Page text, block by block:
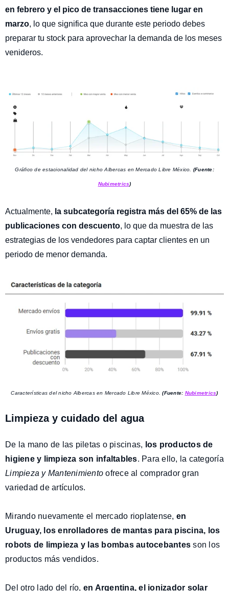
en febrero y el pico de transacciones tiene lugar en
marzo, lo que significa que durante este periodo debes
preparar tu stock para aprovechar la demanda de los meses
venideros.
Gráfico de estacionalidad del nicho Albercas en Mercado Libre México. (Fuente:
Nubimetrics)
Actualmente, la subcategoría registra más del 65% de las
publicaciones con descuento, lo que da muestra de las
estrategias de los vendedores para captar clientes en un
periodo de menor demanda.
Características del nicho Albercas en Mercado Libre México.(Fuente: Nubimetrics)
Limpieza y cuidado del agua
De la mano de las piletas o piscinas, los productos de
higiene y limpieza son infaltables. Para ello, la categoría
Limpieza y Mantenimiento ofrece al comprador gran
variedad de artículos.
Mirando nuevamente el mercado rioplatense, en
Uruguay, los enrolladores de mantas para piscina, los
robots de limpieza y las bombas autocebantes son los
productos más vendidos.
Del otro lado del río, en Argentina, el ionizador solar